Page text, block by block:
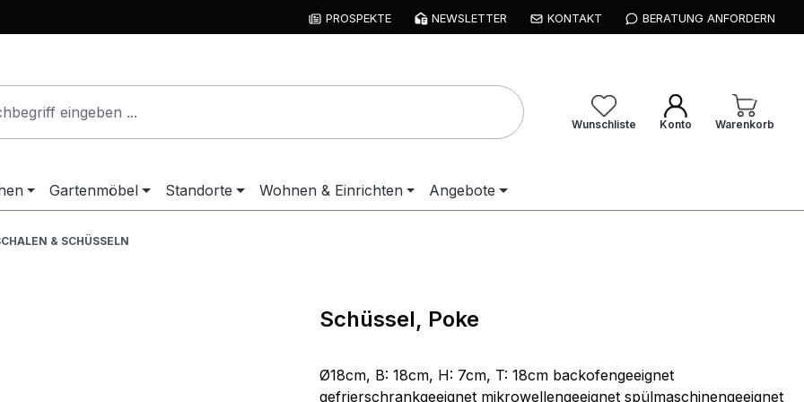
PROSPEKTE NEWSLETTER KONTAKT BERATUNG ANFORDERN
Wunschliste Konto Warenkorb
Gartenmöbel Standorte Wohnen & Einrichten Angebote
& SCHÜSSELN
Schüssel, Poke
Ø18cm, B: 18cm, H: 7cm, T: 18cm backofengeeignet
gefrierschrankgeeignet mikrowellengeeignet spülmaschinengeeignet